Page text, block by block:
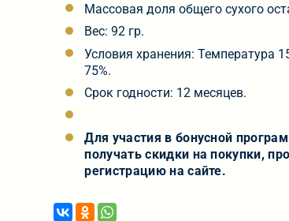
Массовая доля общего сухого
Вес: 92 гр.
Условия хранения: Температура
75%.
Срок годности: 12 месяцев.
Для участия в бонусной
получать скидки на покупки,
регистрацию на сайте.